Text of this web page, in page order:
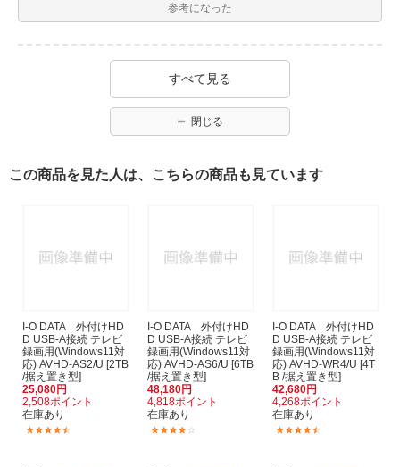
参考になった
すべて見る
閉じる
この商品を見た人は、こちらの商品も見ています
I-O DATA 外付けHD
D USB-A接続 テレビ
録画用(Windows11対
応) AVHD-AS2/U [2TB
/据え置き型]
25,080円
2,508ポイント
在庫あり
I-O DATA 外付けHD
D USB-A接続 テレビ
録画用(Windows11対
応) AVHD-AS6/U [6TB
/据え置き型]
48,180円
4,818ポイント
在庫あり
I-O DATA 外付けHD
D USB-A接続 テレビ
録画用(Windows11対
応) AVHD-WR4/U [4T
B /据え置き型]
42,680円
4,268ポイント
在庫あり